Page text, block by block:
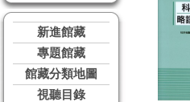
新進館藏
專題館藏
館藏分類地圖
視聽目錄